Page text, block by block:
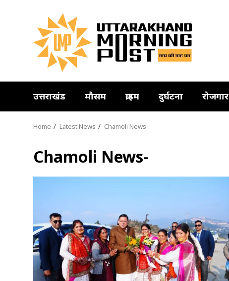
उत्तराखंड मौसम क्राइम दुर्घटना रोजगार
Home Latest News Chamoli News-
Chamoli News-